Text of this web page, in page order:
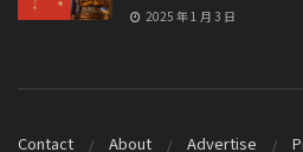
2025 年 1 月 3 日
Contact About Advertise